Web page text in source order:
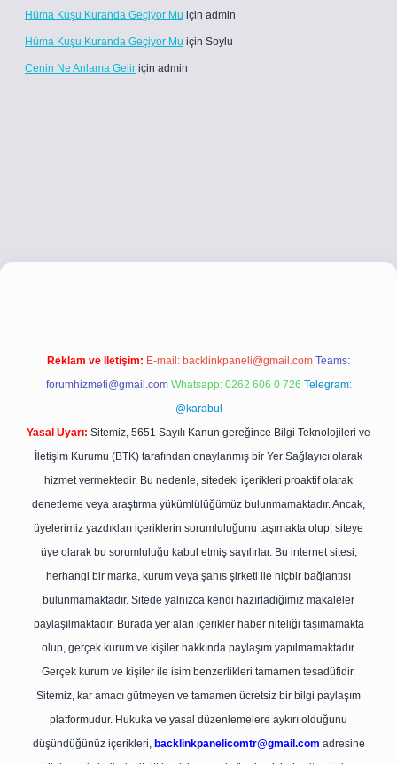
Hüma Kuşu Kuranda Geçiyor Mu için admin
Hüma Kuşu Kuranda Geçiyor Mu için Soylu
Cenin Ne Anlama Gelir için admin
betci girişbetci girişhiltonbet yeni giriş
Reklam ve İletişim: E-mail: backlinkpaneli@gmail.com Teams:
forumhizmeti@gmail.com Whatsapp: 0262 606 0 726 Telegram:
@karabul
Yasal Uyarı: Sitemiz, 5651 Sayılı Kanun gereğince Bilgi Teknolojileri ve
İletişim Kurumu (BTK) tarafından onaylanmış bir Yer Sağlayıcı olarak
hizmet vermektedir. Bu nedenle, sitedeki içerikleri proaktif olarak
denetleme veya araştırma yükümlülüğümüz bulunmamaktadır. Ancak,
üyelerimiz yazdıkları içeriklerin sorumluluğunu taşımakta olup, siteye
üye olarak bu sorumluluğu kabul etmiş sayılırlar. Bu internet sitesi,
herhangi bir marka, kurum veya şahıs şirketi ile hiçbir bağlantısı
bulunmamaktadır. Sitede yalnızca kendi hazırladığımız makaleler
paylaşılmaktadır. Burada yer alan içerikler haber niteliği taşımamakta
olup, gerçek kurum ve kişiler hakkında paylaşım yapılmamaktadır.
Gerçek kurum ve kişiler ile isim benzerlikleri tamamen tesadüfidir.
Sitemiz, kar amacı gütmeyen ve tamamen ücretsiz bir bilgi paylaşım
platformudur. Hukuka ve yasal düzenlemelere aykırı olduğunu
düşündüğünüz içerikleri, backlinkpanelicomtr@gmail.com adresine